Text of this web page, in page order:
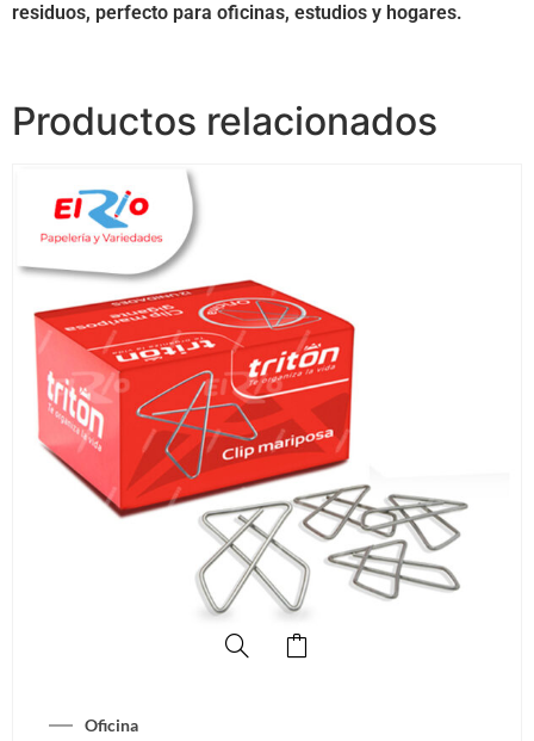
residuos, perfecto para oficinas, estudios y hogares.
Productos relacionados
Oficina